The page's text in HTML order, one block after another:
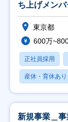
ち上げメン
走～
東京都
600万
正社員採用
産休・育休あり
新規事業＿